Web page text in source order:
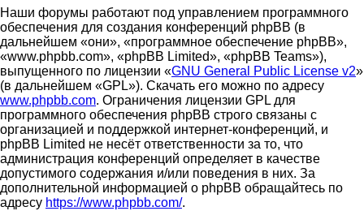
Наши форумы работают под управлением программного
обеспечения для создания конференций phpBB (в
дальнейшем «они», «программное обеспечение phpBB»,
«www.phpbb.com», «phpBB Limited», «phpBB Teams»),
выпущенного по лицензии «GNU General Public License v2»
(в дальнейшем «GPL»). Скачать его можно по адресу
www.phpbb.com. Ограничения лицензии GPL для
программного обеспечения phpBB строго связаны с
организацией и поддержкой интернет-конференций, и
phpBB Limited не несёт ответственности за то, что
администрация конференций определяет в качестве
допустимого содержания и/или поведения в них. За
дополнительной информацией о phpBB обращайтесь по
адресу https://www.phpbb.com/.